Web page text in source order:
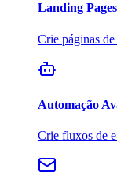
Landing Pages
Crie páginas
Automação
Crie fluxos de